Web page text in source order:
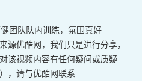
团队队内训练，氛围真好
源优酷网，我们只是进行分享，
该视频内容有任何疑问或质疑
，请与优酷网联系